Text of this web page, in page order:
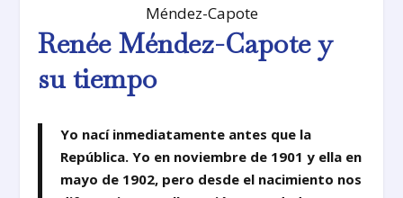
Méndez-Capote
Renée Méndez-Capote y
su tiempo
Yo nací inmediatamente antes que la
República. Yo en noviembre de 1901 y ella en
mayo de 1902, pero desde el nacimiento nos